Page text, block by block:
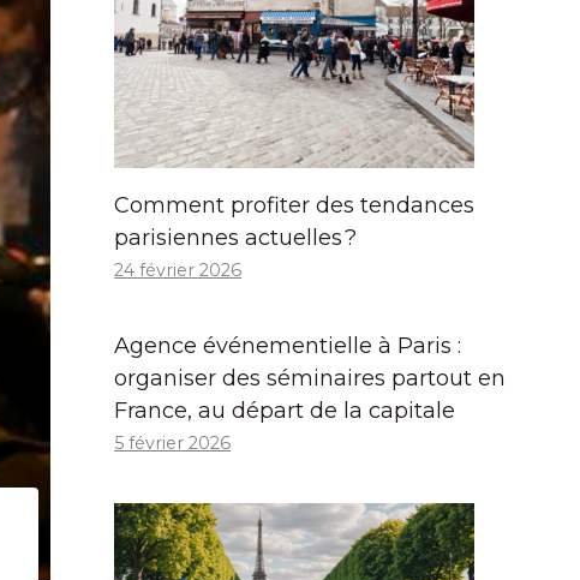
Comment profiter des tendances
parisiennes actuelles ?
24 février 2026
Agence événementielle à Paris :
organiser des séminaires partout en
France, au départ de la capitale
5 février 2026